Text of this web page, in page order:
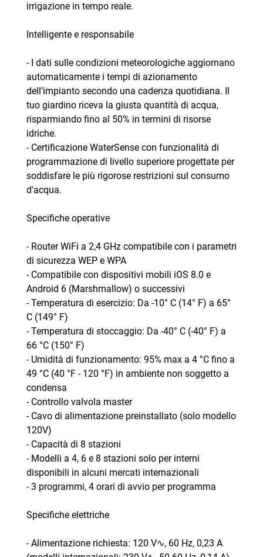
irrigazione in tempo reale.
Intelligente e responsabile
- I dati sulle condizioni meteorologiche aggiornano
automaticamente i tempi di azionamento
dell’impianto secondo una cadenza quotidiana. Il
tuo giardino riceva la giusta quantità di acqua,
risparmiando fino al 50% in termini di risorse
idriche.
- Certificazione WaterSense con funzionalità di
programmazione di livello superiore progettate per
soddisfare le più rigorose restrizioni sul consumo
d'acqua.
Specifiche operative
- Router WiFi a 2,4 GHz compatibile con i parametri
di sicurezza WEP e WPA
- Compatibile con dispositivi mobili iOS 8.0 e
Android 6 (Marshmallow) o successivi
- Temperatura di esercizio: Da -10° C (14° F) a 65°
C (149° F)
- Temperatura di stoccaggio: Da -40° C (-40° F) a
66 °C (150° F)
- Umidità di funzionamento: 95% max a 4 °C fino a
49 °C (40 °F - 120 °F) in ambiente non soggetto a
condensa
- Controllo valvola master
- Cavo di alimentazione preinstallato (solo modello
120V)
- Capacità di 8 stazioni
- Modelli a 4, 6 e 8 stazioni solo per interni
disponibili in alcuni mercati internazionali
- 3 programmi, 4 orari di avvio per programma
Specifiche elettriche
- Alimentazione richiesta: 120 V∿, 60 Hz, 0,23 A